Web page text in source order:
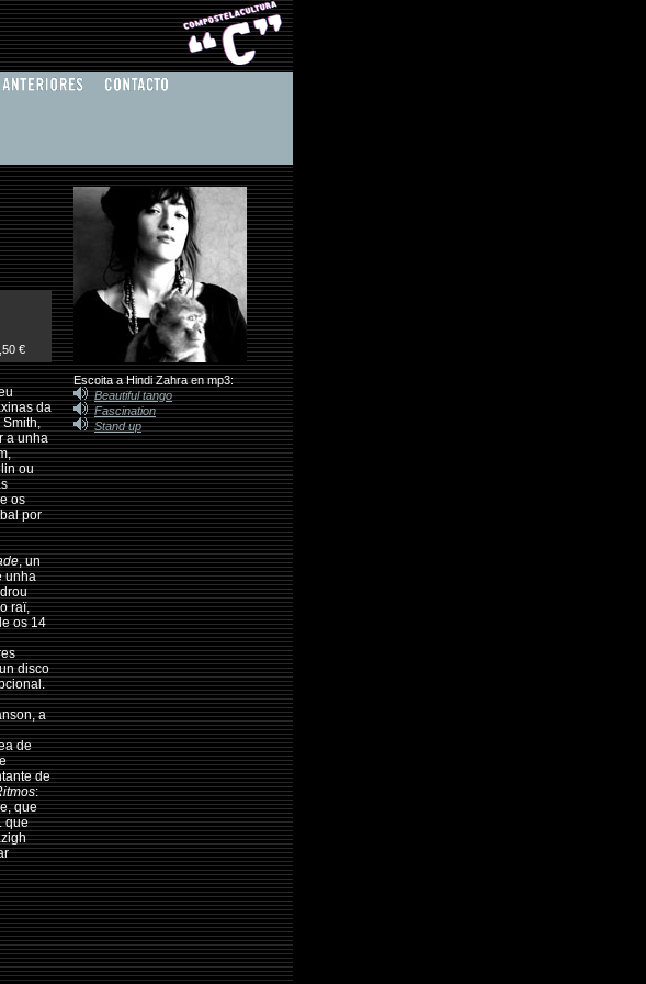
€
da
a unha
ou
os
por
, un
unha
raï,
os 14
disco
a
de
de
:
que
que
Escoita a Hindi Zahra en mp3:
Beautiful tango
Fascination
Stand up